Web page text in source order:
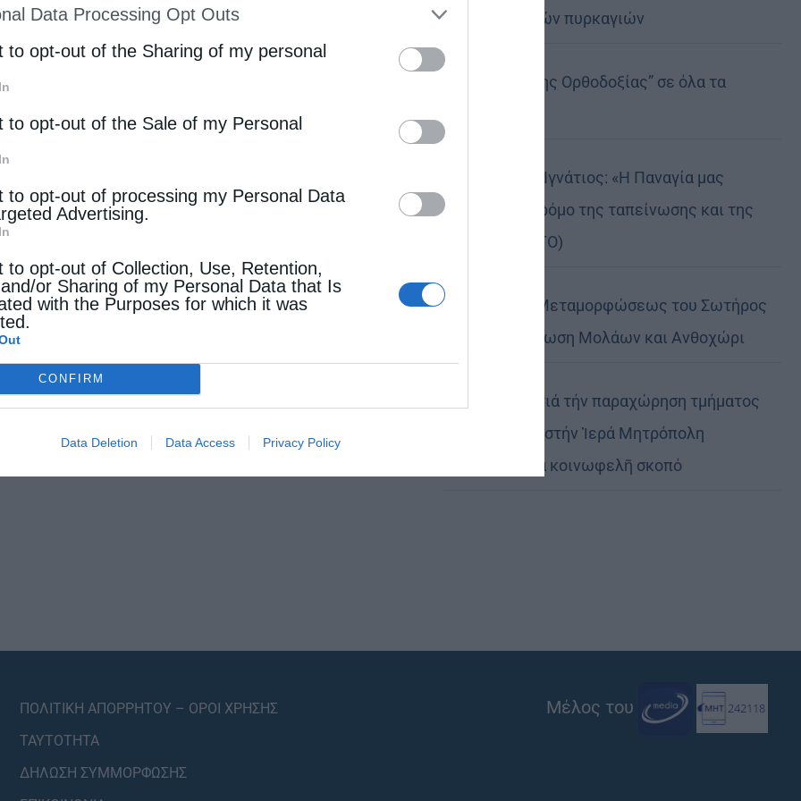
of Downstream Participantsthat may further disclose it to
parties.
Data Processing Opt Outs
to opt-out of the Sharing of my personal
to opt-out of the Sale of my Personal
to opt-out of processing my Personal Data
Advertising.
to opt-out of Collection, Use, Retention,
or Sharing of my Personal Data that Is
with the Purposes for which it was
CONFIRM
Data Deletion Data Access Privacy Policy
καταστροφικών πυρκαγιών
Η “Κιβωτός της Ορθοδοξίας” σε όλα τα
Δημητριάδος Ιγνάτιος: «Η Παναγία μας
δείχνει τον δρόμο της ταπείνωσης και της
σιωπής» (ΦΩΤΟ)
Η εορτή της Μεταμορφώσεως του Σωτήρος
σε Μεταμόρφωση Μολάων και Ανθοχώρι
Εὐχαριστίες γιά τήν παραχώρηση τμήματος
στρατοπέδου στήν Ἱερά Μητρόπολη
Καστορίας γιά κοινωφελῆ σκοπό
ΠΟΛΙΤΙΚΗ ΑΠΟΡΡΗΤΟΥ – ΟΡΟΙ ΧΡΗΣΗΣ
ΤΑΥΤΟΤΗΤΑ
ΔΗΛΩΣΗ ΣΥΜΜΟΡΦΩΣΗΣ
Μέλος του